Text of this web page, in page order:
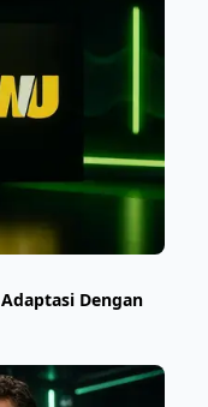
Dengan